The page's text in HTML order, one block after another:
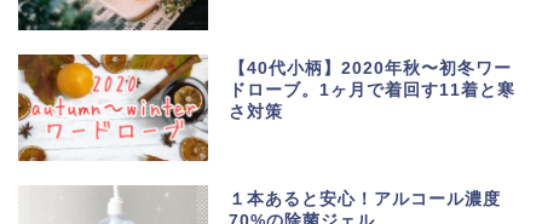
【40代小柄】2020年秋〜初冬ワー
ドローブ。1ヶ月で着回す11着と寒
さ対策
１本あると安心！アルコール濃度